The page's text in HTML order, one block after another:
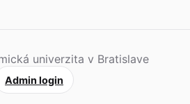
univerzita v Bratislave
Admin login